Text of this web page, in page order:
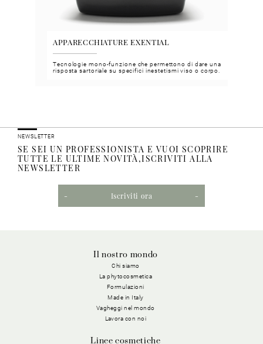
APPARECCHIATURE EXENTIAL
Tecnologie mono-funzione che permettono di dare una
risposta sartoriale su specifici inestetismi viso o corpo.
NEWSLETTER
SE SEI UN PROFESSIONISTA E VUOI SCOPRIRE
TUTTE LE ULTIME NOVITÀ,ISCRIVITI ALLA
NEWSLETTER
Iscriviti ora
Il nostro mondo
Chi siamo
La phytocosmetica
Formulazioni
Made in Italy
Vagheggi nel mondo
Lavora con noi
Linee cosmetiche